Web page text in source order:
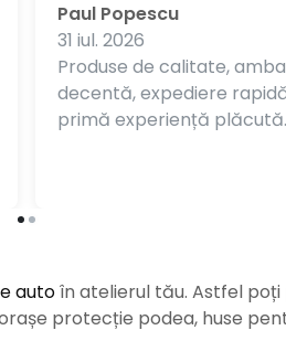
Produse de calitate,
decentă, expediere
primă experiență plăcută.
Paul Popescu
31 iul. 2026
autoîn atelierul tău. Astfel
protecție podea, huse